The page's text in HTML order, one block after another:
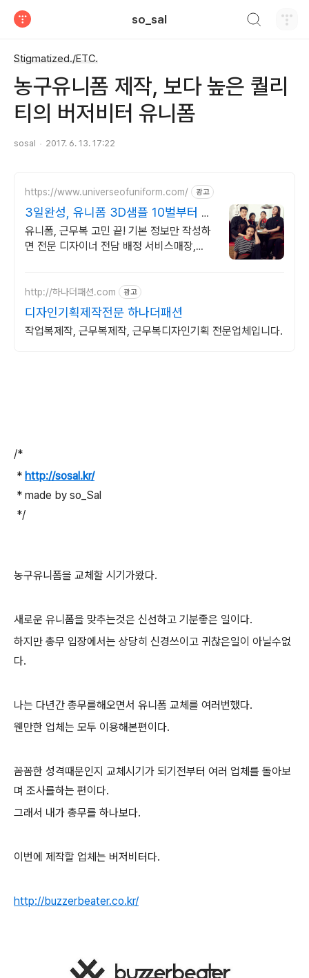
so_sal
Stigmatized./ETC.
농구유니폼 제작, 보다 높은 퀄리
티의 버저비터 유니폼
sosal 2017. 6. 13. 17:22
https://www.universeofuniform.com/ 광고
3일완성, 유니폼 3D샘플 10벌부터 맞
춤소량생산 가능
유니폼, 근무복 고민 끝! 기본 정보만 작성하
면 전문 디자이너 전담 배정 서비스매장,
http://하나더패션.com 광고
디자인기획제작전문 하나더패션
작업복제작, 근무복제작, 근무복디자인기획 전문업체입니다.
/*
* http://sosal.kr/
* made by so_Sal
*/
농구유니폼을 교체할 시기가왔다.
새로운 유니폼을 맞추는것은 신선하고 기분좋은 일이다.
하지만 총무 입장에서는 상당히 신경쓰이고 귀찮은일이 아닐수없
다.
나는 다년간 총무를해오면서 유니폼 교체를 여러번했다.
웬만한 업체는 모두 이용해본편이다.
꼼꼼한 성격때문인지 교체시기가 되기전부터 여러 업체를 돌아보
며 조사를하는 편이다.
그래서 내가 총무를 하나보다.
이번에 제작할 업체는 버저비터다.
http://buzzerbeater.co.kr/